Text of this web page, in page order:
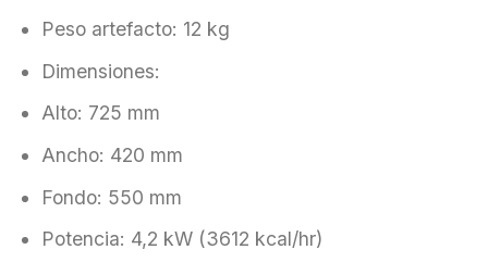
Peso artefacto: 12 kg
Dimensiones:
Alto: 725 mm
Ancho: 420 mm
Fondo: 550 mm
Potencia: 4,2 kW (3612 kcal/hr)